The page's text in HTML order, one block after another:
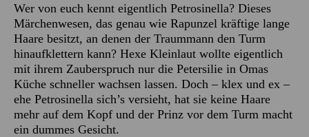
Wer von euch kennt eigentlich Petrosinella? Dieses
Märchenwesen, das genau wie Rapunzel kräftige lange
Haare besitzt, an denen der Traummann den Turm
hinaufklettern kann? Hexe Kleinlaut wollte eigentlich
mit ihrem Zauberspruch nur die Petersilie in Omas
Küche schneller wachsen lassen. Doch – klex und ex –
ehe Petrosinella sich’s versieht, hat sie keine Haare
mehr auf dem Kopf und der Prinz vor dem Turm macht
ein dummes Gesicht.